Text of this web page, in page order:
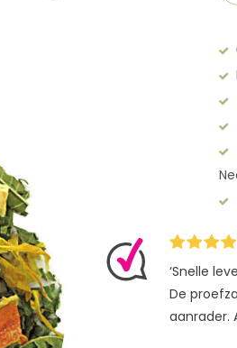
‘Snelle
De
aanrader.